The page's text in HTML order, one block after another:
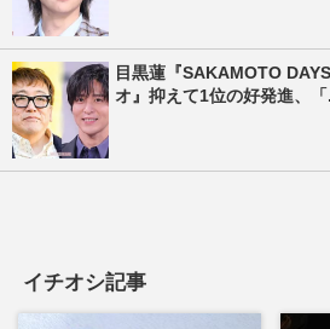
目黒蓮『SAKAMOTO
オ』抑えて1位の好発進、「
イチオシ記事